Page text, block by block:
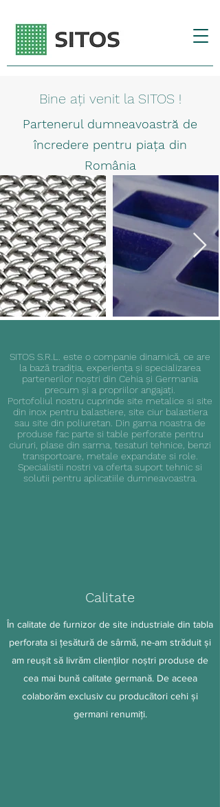
Bine ați venit la SITOS !
Partenerul dumneavoastră de
încredere pentru piața din
România
SITOS S.R.L. este o companie dinamică, ce are
la bază tradiția, experiența şi specializarea
partenerilor noştri din Cehia și Germania
precum şi a propriilor angajați.
Portofoliul nostru cuprinde site metalice si site
din inox pentru balastiere, site ciur balastiera
sau site din poliuretan. Din gama noastra de
produse fac parte si table perforate pentru
ciururi, plase din sarma, tesaturi tehnice, benzi
transportoare, metale expandate si role.
Specialistii nostri va oferta suport tehnic si
solutii pentru aplicatiile dumneavoastra.
Calitate
În calitate de furnizor de site industriale din tabla
perforata si țesătură de sârmă, ne-am străduit și
am reuşit să livrăm clienților noștri produse de
cea mai bună calitate germană. De aceea
colaborăm exclusiv cu producãtori cehi şi
germani renumiţi.